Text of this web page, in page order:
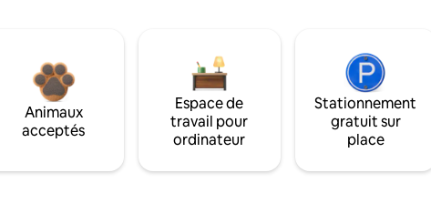
Animaux
acceptés
Espace de
travail pour
ordinateur
Stationnement
gratuit sur
place